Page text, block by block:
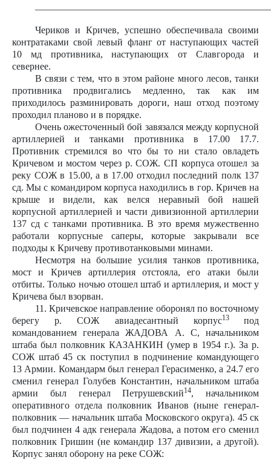
Чериков и Кричев, успешно обеспечивала своими
контратаками свой левый фланг от наступающих частей
10 мд противника, наступающих от Славгорода и
севернее.
В связи с тем, что в этом районе много лесов, танки
противника продвигались медленно, так как им
приходилось разминировать дороги, наш отход поэтому
проходил планово и в порядке.
Очень ожесточенный бой завязался между корпусной
артиллерией и танками противника в 17.00 17.7.
Противник стремился во что бы то ни стало овладеть
Кричевом и мостом через р. СОЖ. СП корпуса отошел за
реку СОЖ в 15.00, а в 17.00 отходил последний полк 137
сд. Мы с командиром корпуса находились в гор. Кричев на
крыше и видели, как велся неравный бой нашей
корпусной артиллерией и части дивизионной артиллерии
137 сд с танками противника. В это время мужественно
работали корпусные саперы, которые закрывали все
подходы к Кричеву противотанковыми минами.
Несмотря на большие усилия танков противника,
мост и Кричев артиллерия отстояла, его атаки были
отбиты. Только ночью отошел штаб и артиллерия, и мост у
Кричева был взорван.
11. Кричевское направление оборонял по восточному
берегу р. СОЖ авиадесантный корпус13под
командованием генерала ЖАДОВА А. С, начальником
штаба был полковник КАЗАНКИН (умер в 1954 г.). За р.
СОЖ штаб 45 ск поступил в подчинение командующего
13 Армии. Командарм был генерал Герасименко, а 24.7 его
сменил генерал Голубев Константин, начальником штаба
армии был генерал Петрушевский14, начальником
оперативного отдела полковник Иванов (ныне генерал-
полковник — начальник штаба Московского округа). 45 ск
был подчинен 4 адк генерала Жадова, а потом его сменил
полковник Гришин (не командир 137 дивизии, а другой).
Корпус занял оборону на реке СОЖ: